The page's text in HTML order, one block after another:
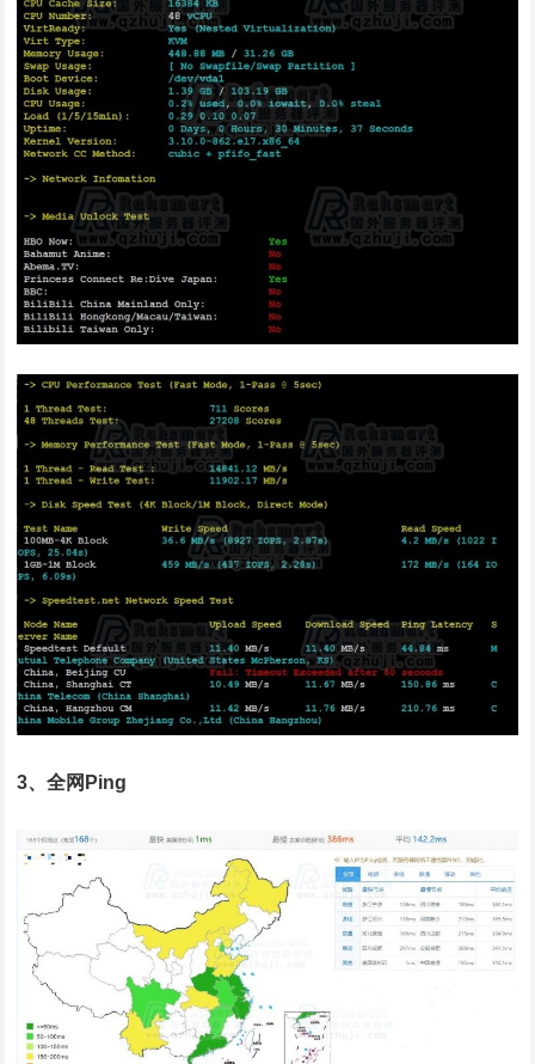
3、全网Ping